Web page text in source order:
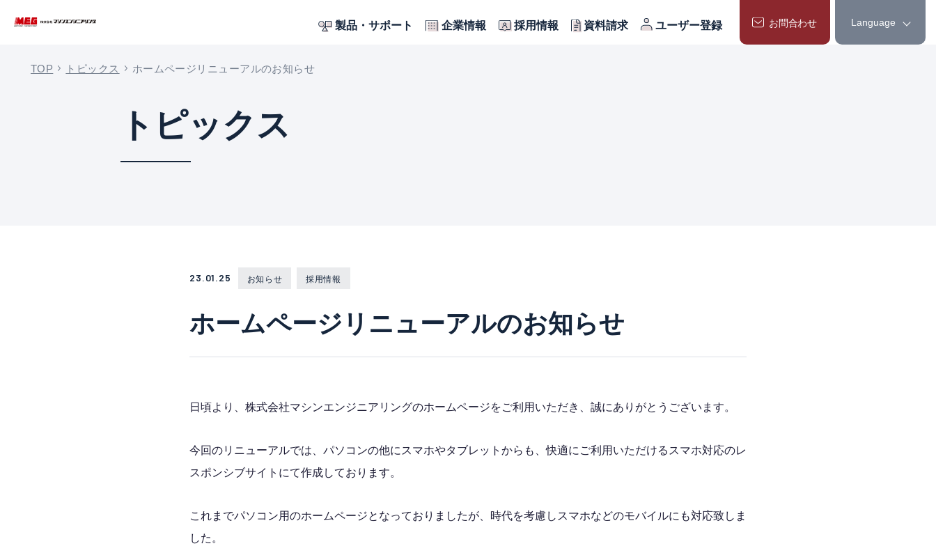
製品・サポート 企業情報 採用情報 資料請求 ユーザー登録 お問合わせ Language
TOP トピックス ホームページリニューアルのお知らせ
トピックス
23.01.25 お知らせ 採用情報
ホームページリニューアルのお知らせ
日頃より、株式会社マシンエンジニアリングのホームページをご利用いただき、誠にありがとうございます。
今回のリニューアルでは、パソコンの他にスマホやタブレットからも、快適にご利用いただけるスマホ対応のレ
スポンシブサイトにて作成しております。
これまでパソコン用のホームページとなっておりましたが、時代を考慮しスマホなどのモバイルにも対応致しま
した。